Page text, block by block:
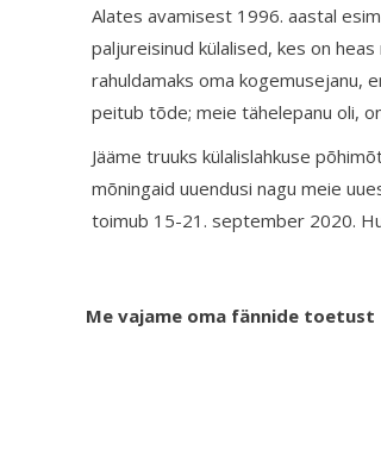
Alates avamisest 1996. aastal
paljureisinud külalised, kes on
rahuldamaks oma kogemusejanu,
peitub tõde; meie tähelepanu oli,
Jääme truuks külalislahkuse
mõningaid uuendusi nagu meie
toimub 15-21. september 2020.
Me vajame oma fännide toetust